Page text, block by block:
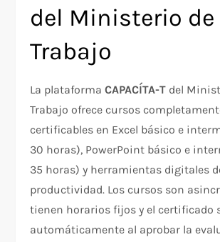
del Ministerio de
Trabajo
La plataformaCAPACÍTA-T del
Trabajo ofrece cursos
certificables en Excel básico e
30 horas), PowerPoint básico e
35 horas) y herramientas digitales
productividad. Los cursos son
tienen horarios fijos y el certificado
automáticamente al aprobar la